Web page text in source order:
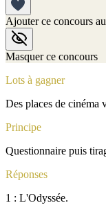
Ajouter ce concours
Masquer ce concours
Lots à gagner
Des places de cinéma
Principe
Questionnaire puis
Réponses
1 : L'Odyssée.